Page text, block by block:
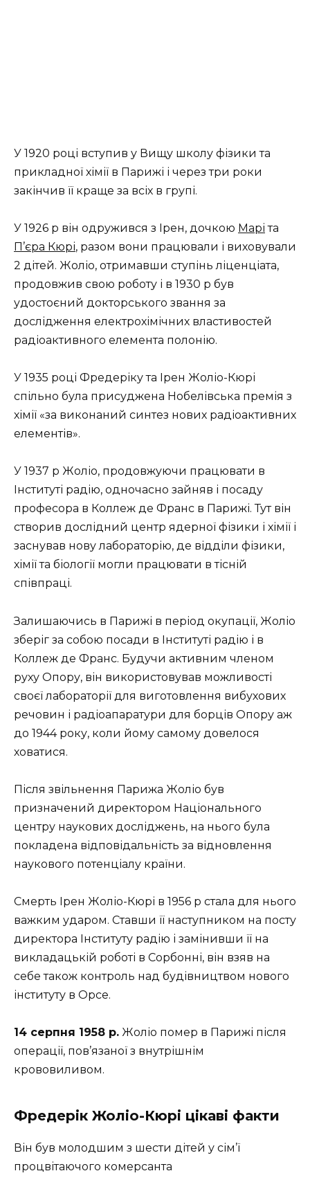
У 1920 році вступив у Вищу школу фізики та
прикладної хімії в Парижі і через три роки
закінчив її краще за всіх в групі.
У 1926 р він одружився з Ірен, дочкою Марі та
П’єра Кюрі, разом вони працювали і виховували
2 дітей. Жоліо, отримавши ступінь ліценціата,
продовжив свою роботу і в 1930 р був
удостоєний докторського звання за
дослідження електрохімічних властивостей
радіоактивного елемента полонію.
У 1935 році Фредеріку та Ірен Жоліо-Кюрі
спільно була присуджена Нобелівська премія з
хімії «за виконаний синтез нових радіоактивних
елементів».
У 1937 р Жоліо, продовжуючи працювати в
Інституті радію, одночасно зайняв і посаду
професора в Коллеж де Франс в Парижі. Тут він
створив дослідний центр ядерної фізики і хімії і
заснував нову лабораторію, де відділи фізики,
хімії та біології могли працювати в тісній
співпраці.
Залишаючись в Парижі в період окупації, Жоліо
зберіг за собою посади в Інституті радію і в
Коллеж де Франс. Будучи активним членом
руху Опору, він використовував можливості
своєї лабораторії для виготовлення вибухових
речовин і радіоапаратури для борців Опору аж
до 1944 року, коли йому самому довелося
ховатися.
Після звільнення Парижа Жоліо був
призначений директором Національного
центру наукових досліджень, на нього була
покладена відповідальність за відновлення
наукового потенціалу країни.
Смерть Ірен Жоліо-Кюрі в 1956 р стала для нього
важким ударом. Ставши її наступником на посту
директора Інституту радію і замінивши її на
викладацькій роботі в Сорбонні, він взяв на
себе також контроль над будівництвом нового
інституту в Орсе.
14 серпня 1958 р. Жоліо помер в Парижі після
операції, пов’язаної з внутрішнім
крововиливом.
Фредерік Жоліо-Кюрі цікаві факти
Він був молодшим з шести дітей у сім’ї
процвітаючого комерсанта